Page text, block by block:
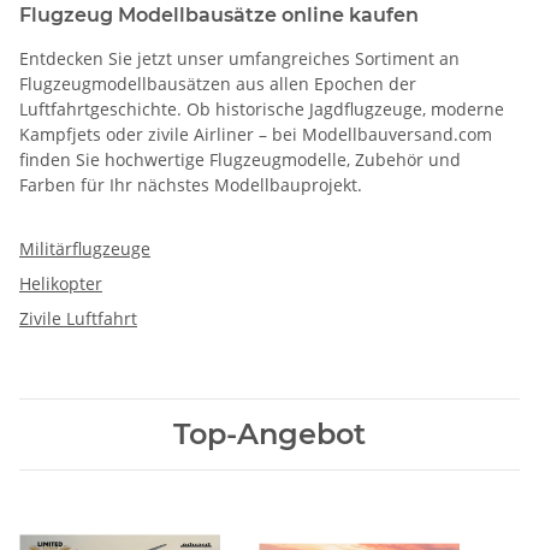
Flugzeug Modellbausätze online kaufen
Entdecken Sie jetzt unser umfangreiches Sortiment an
Flugzeugmodellbausätzen aus allen Epochen der
Luftfahrtgeschichte. Ob historische Jagdflugzeuge, moderne
Kampfjets oder zivile Airliner – bei Modellbauversand.com
finden Sie hochwertige Flugzeugmodelle, Zubehör und
Farben für Ihr nächstes Modellbauprojekt.
Militärflugzeuge
Helikopter
Zivile Luftfahrt
Top-Angebot